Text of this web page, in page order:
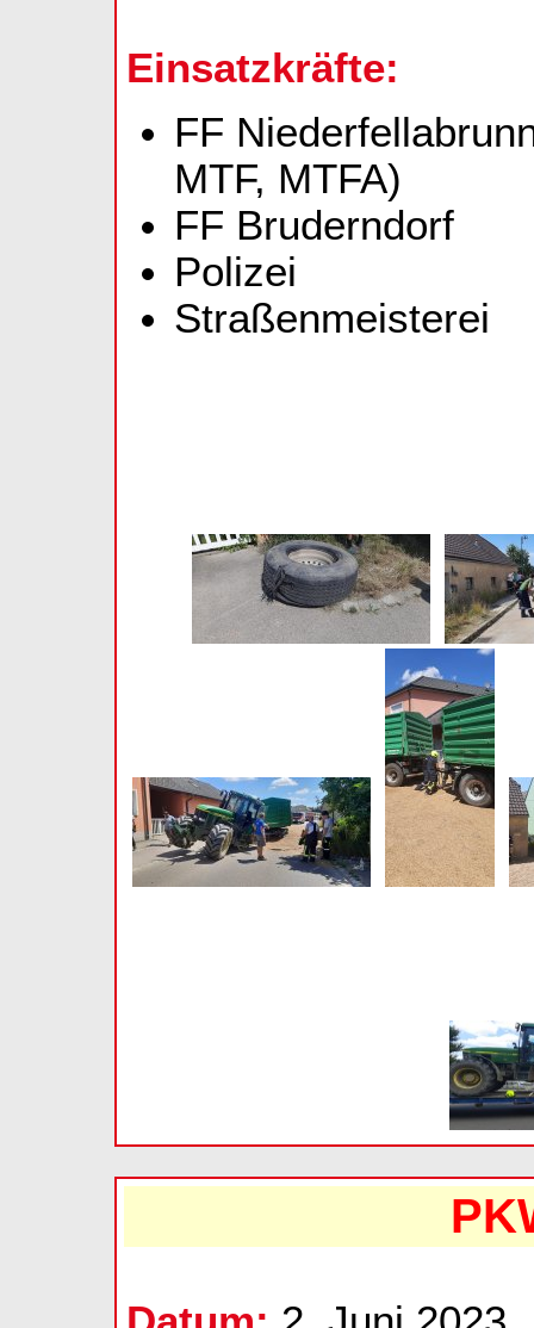
Einsatzkräfte:
FF
MTF, MTFA)
FF Bruderndorf
Polizei
Straßenmeisterei